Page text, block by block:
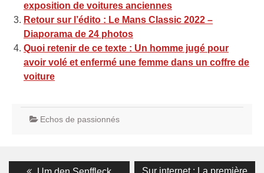
exposition de voitures anciennes
Retour sur l’édito : Le Mans Classic 2022 –
Diaporama de 24 photos
Quoi retenir de ce texte : Un homme jugé pour
avoir volé et enfermé une femme dans un coffre de
voiture
Echos de passionnés
Navigation
Previous
Next
Sur internet : La première